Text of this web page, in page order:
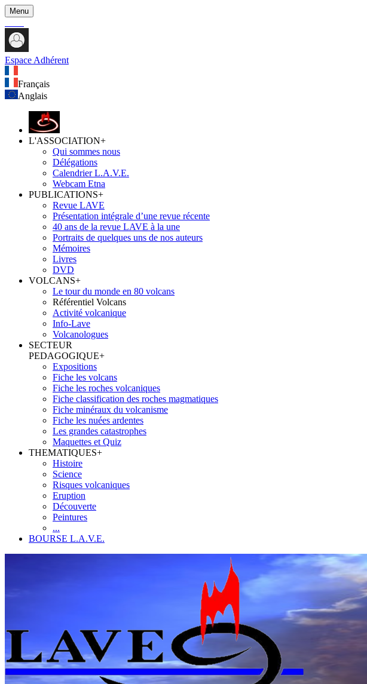
Menu
Espace Adhérent
Français
Anglais
L'ASSOCIATION+
Qui sommes nous
Délégations
Calendrier L.A.V.E.
Webcam Etna
PUBLICATIONS+
Revue LAVE
Présentation intégrale d’une revue récente
40 ans de la revue LAVE à la une
Portraits de quelques uns de nos auteurs
Mémoires
Livres
DVD
VOLCANS+
Le tour du monde en 80 volcans
Référentiel Volcans
Activité volcanique
Info-Lave
Volcanologues
SECTEUR
PEDAGOGIQUE+
Expositions
Fiche les volcans
Fiche les roches volcaniques
Fiche classification des roches magmatiques
Fiche minéraux du volcanisme
Fiche les nuées ardentes
Les grandes catastrophes
Maquettes et Quiz
THEMATIQUES+
Histoire
Science
Risques volcaniques
Eruption
Découverte
Peintures
...
BOURSE L.A.V.E.